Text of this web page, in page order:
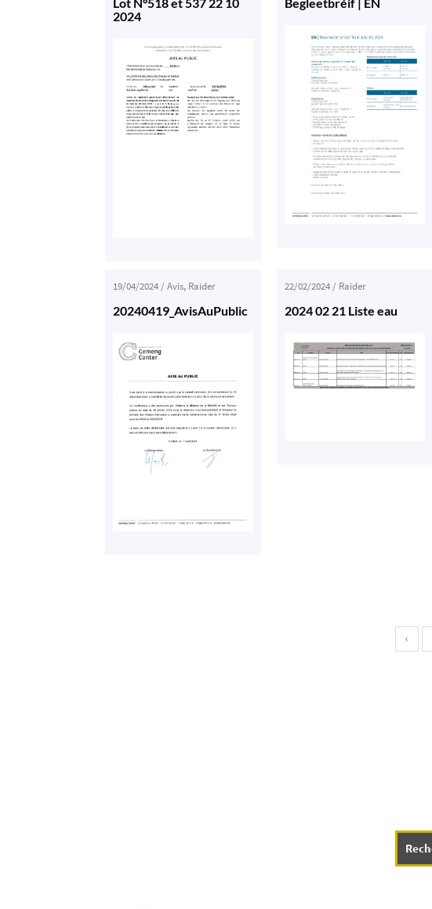
Lot N°518 et 537 22 10
2024
Begleetbréif | EN
19/04/2024 /Avis, Raider
20240419_AvisAuPublic
22/02/2024 / Raider
2024 02 21 Liste eau
‹